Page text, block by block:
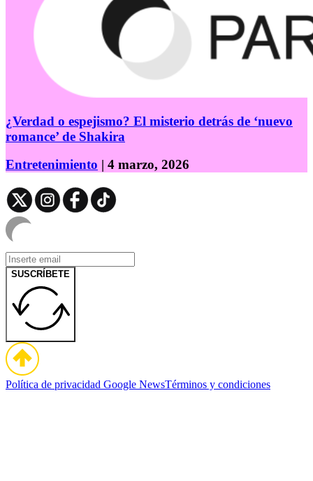
¿Verdad o espejismo? El misterio detrás de ‘nuevo
romance’ de Shakira
Entretenimiento | 4 marzo, 2026
SUSCRÍBETE
Política de privacidad Google NewsTérminos y condiciones